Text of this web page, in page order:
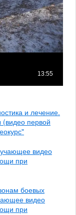
и лечение.
первой
видео
при
боевых
видео
при